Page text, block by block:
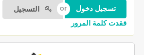
التسجيل
فقدت كلمة المرور